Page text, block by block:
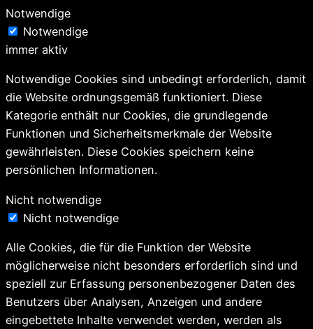
Notwendige
Notwendige
immer aktiv
Notwendige Cookies sind unbedingt erforderlich, damit
die Website ordnungsgemäß funktioniert. Diese
Kategorie enthält nur Cookies, die grundlegende
Funktionen und Sicherheitsmerkmale der Website
gewährleisten. Diese Cookies speichern keine
persönlichen Informationen.
Nicht notwendige
Nicht notwendige
Alle Cookies, die für die Funktion der Website
möglicherweise nicht besonders erforderlich sind und
speziell zur Erfassung personenbezogener Daten des
Benutzers über Analysen, Anzeigen und andere
eingebettete Inhalte verwendet werden, werden als